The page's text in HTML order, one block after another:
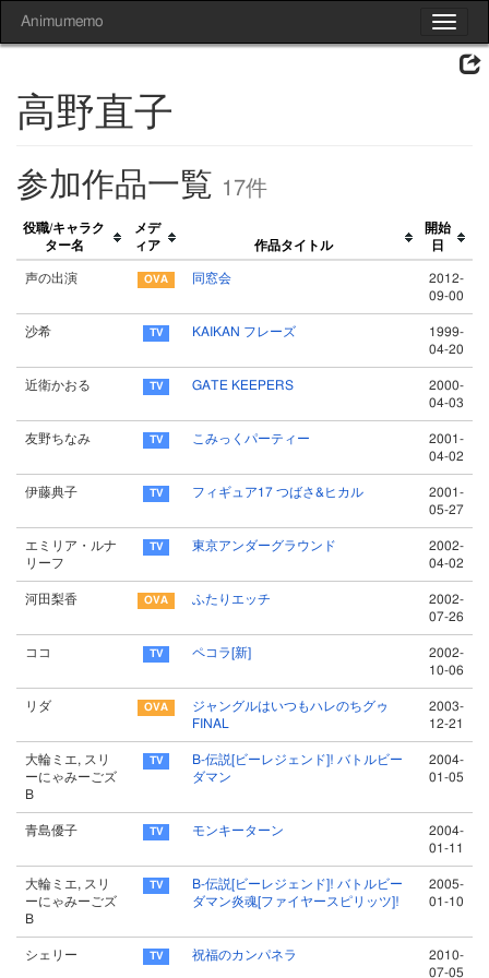
Toggle
Animumemo
高野直子
参加作品一覧 17件
役職/キャラク
ター名
メデ
ィア
作品タイトル
開始
日
声の出演 同窓会
2012-
09-00
沙希 KAIKAN フレーズ
1999-
04-20
近衛かおる GATE KEEPERS
2000-
04-03
友野ちなみ こみっくパーティー
2001-
04-02
伊藤典子 フィギュア17 つばさ&ヒカル
2001-
05-27
エミリア・ルナ
リーフ
東京アンダーグラウンド
2002-
04-02
河田梨香 ふたりエッチ
2002-
07-26
ココ ペコラ[新]
2002-
10-06
リダ
ジャングルはいつもハレのちグゥ
FINAL
2003-
12-21
大輪ミエ, スリ
ーにゃみーごズ
B
B-伝説[ビーレジェンド]! バトルビー
ダマン
2004-
01-05
青島優子 モンキーターン
2004-
01-11
大輪ミエ, スリ
ーにゃみーごズ
B
B-伝説[ビーレジェンド]! バトルビー
ダマン炎魂[ファイヤースピリッツ]!
2005-
01-10
シェリー 祝福のカンパネラ
2010-
07-05